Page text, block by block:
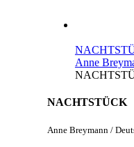
Anne
NACHTSTÜCK
Anne Breymann /